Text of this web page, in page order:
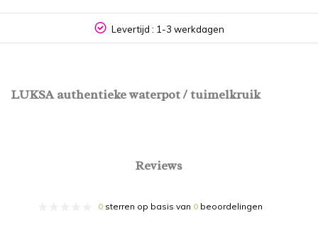
Levertijd : 1-3 werkdagen
LUKSA authentieke waterpot / tuimelkruik
Reviews
0 sterren op basis van 0 beoordelingen